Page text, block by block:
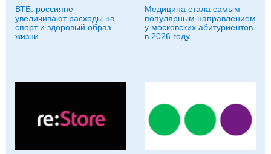
ВТБ: россияне
увеличивают расходы на
спорт и здоровый образ
жизни
Медицина стала самым
популярным направлением
у московских абитуриентов
в 2026 году